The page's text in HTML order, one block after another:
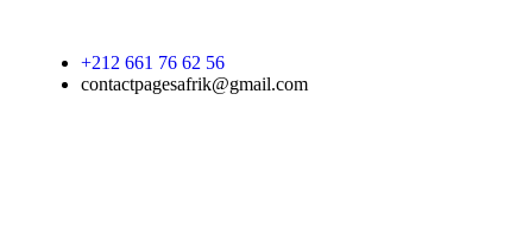
+212 661 76 62 56
contactpagesafrik@gmail.com